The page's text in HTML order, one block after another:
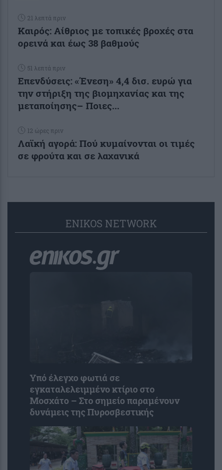
21 λεπτά πριν
Καιρός: Αίθριος με τοπικές βροχές στα
ορεινά και έως 38 βαθμούς
51 λεπτά πριν
Επενδύσεις: «Ένεση» 4,4 δισ. ευρώ για
την στήριξη της βιομηχανίας και της
μεταποίησης– Ποιες...
12 ώρες πριν
Λαϊκή αγορά: Πού κυμαίνονται οι τιμές
σε φρούτα και σε λαχανικά
ENIKOS NETWORK
Υπό έλεγχο φωτιά σε
εγκαταλελειμμένο κτίριο στο
Μοσχάτο – Στο σημείο παραμένουν
δυνάμεις της Πυροσβεστικής